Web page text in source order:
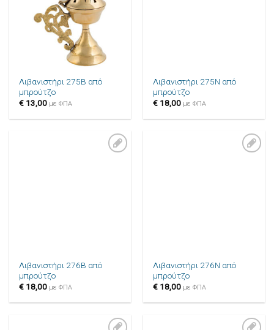
Λιβανιστήρι 275B από
μπρούτζο
€ 13,00 με ΦΠΑ
Λιβανιστήρι 275N από
μπρούτζο
€ 18,00 με ΦΠΑ
Λιβανιστήρι 276B από
μπρούτζο
€ 18,00 με ΦΠΑ
Λιβανιστήρι 276N από
μπρούτζο
€ 18,00 με ΦΠΑ